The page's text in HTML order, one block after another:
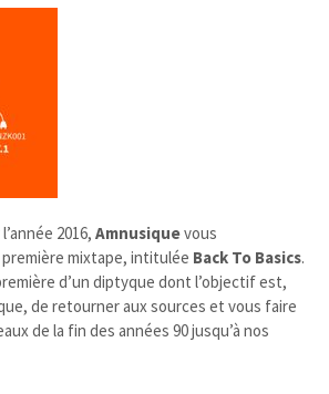
2016, Amnusiquevous
première mixtape, intitulée Back To Basics.
d’un diptyque dont l’objectif est,
de retourner aux sources et vous faire
de la fin des années 90 jusqu’à nos